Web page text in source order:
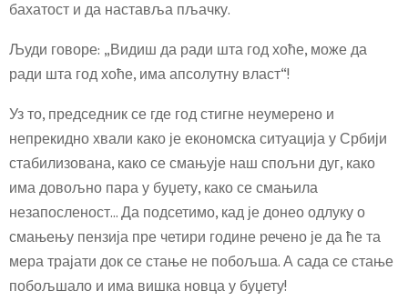
бахатост и да наставља пљачку.
Људи говоре: „Видиш да ради шта год хоће, може да
ради шта год хоће, има апсолутну власт“!
Уз то, председник се где год стигне неумерено и
непрекидно хвали како је економска ситуација у Србији
стабилизована, како се смањује наш спољни дуг, како
има довољно пара у буџету, како се смањила
незапосленост… Да подсетимо, кад је донео одлуку о
смањењу пензија пре четири године речено је да ће та
мера трајати док се стање не побољша. А сада се стање
побољшало и има вишка новца у буџету!